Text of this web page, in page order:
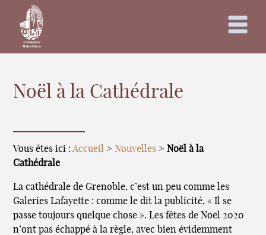
Noël à la Cathédrale
Vous êtes ici :Accueil > Nouvelles >Noël à la
Cathédrale
La cathédrale de Grenoble, c’est un peu comme les
Galeries Lafayette : comme le dit la publicité, « Il se
passe toujours quelque chose ». Les fêtes de Noël 2020
n’ont pas échappé à la règle, avec bien évidemment